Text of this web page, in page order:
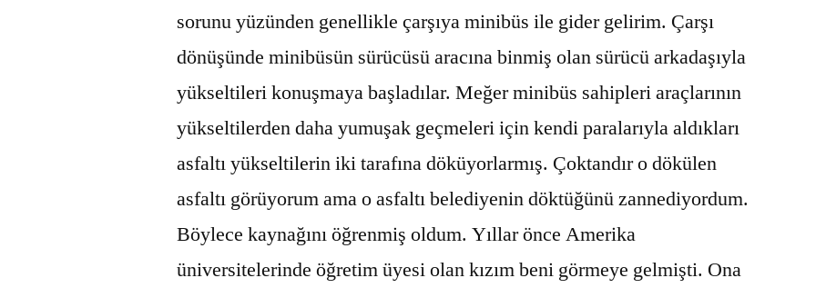
sorunu yüzünden genellikle çarşıya minibüs ile gider gelirim. Çarşı
dönüşünde minibüsün sürücüsü aracına binmiş olan sürücü arkadaşıyla
yükseltileri konuşmaya başladılar. Meğer minibüs sahipleri araçlarının
yükseltilerden daha yumuşak geçmeleri için kendi paralarıyla aldıkları
asfaltı yükseltilerin iki tarafına döküyorlarmış. Çoktandır o dökülen
asfaltı görüyorum ama o asfaltı belediyenin döktüğünü zannediyordum.
Böylece kaynağını öğrenmiş oldum. Yıllar önce Amerika
üniversitelerinde öğretim üyesi olan kızım beni görmeye gelmişti. Ona